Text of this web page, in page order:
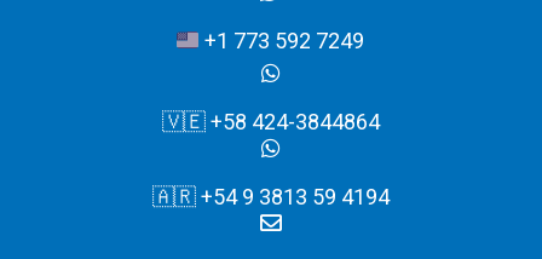
+1 773 592 7249
🇻🇪 +58 424-3844864
🇦🇷 +54 9 3813 59 4194